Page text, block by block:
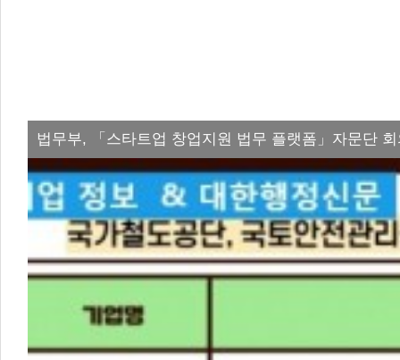
법무부, 「스타트업 창업지원 법무 플랫폼」자문단